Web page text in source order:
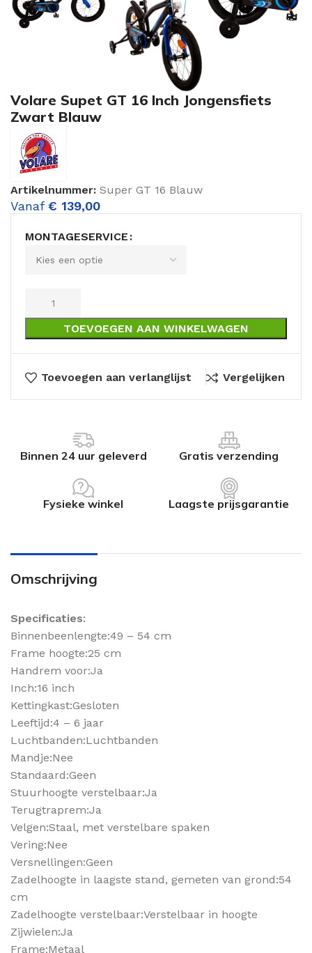
Volare Supet GT 16 Inch Jongensfiets
Zwart Blauw
Artikelnummer: Super GT 16 Blauw
Vanaf € 139,00
MONTAGESERVICE
TOEVOEGEN AAN WINKELWAGEN
Toevoegen aan verlanglijst Vergelijken
Binnen 24 uur geleverd Gratis verzending
Fysieke winkel Laagste prijsgarantie
Omschrijving
Specificaties:
Binnenbeenlengte:49 – 54 cm
Frame hoogte:25 cm
Handrem voor:Ja
Inch:16 inch
Kettingkast:Gesloten
Leeftijd:4 – 6 jaar
Luchtbanden:Luchtbanden
Mandje:Nee
Standaard:Geen
Stuurhoogte verstelbaar:Ja
Terugtraprem:Ja
Velgen:Staal, met verstelbare spaken
Vering:Nee
Versnellingen:Geen
Zadelhoogte in laagste stand, gemeten van grond:54
cm
Zadelhoogte verstelbaar:Verstelbaar in hoogte
Zijwielen:Ja
Frame:Metaal